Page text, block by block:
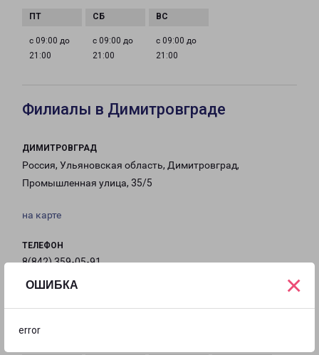
ОШИБКА
error
×
с 09:00 до
21:00
с 09:00 до
21:00
с 09:00 до
21:00
Филиалы в Димитровграде
ДИМИТРОВГРАД
Россия, Ульяновская область, Димитровград,
Промышленная улица, 35/5
на карте
ТЕЛЕФОН
8(842) 359-05-91
Dimitrovgrad@pecom.ru